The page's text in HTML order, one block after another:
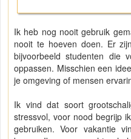
Ik heb nog nooit gebruik
nooit te hoeven doen. Er
bijvoorbeeld studenten die
oppassen. Misschien een
je omgeving of mensen
Ik vind dat soort
stressvol, voor nood begrijp
gebruiken. Voor vakantie